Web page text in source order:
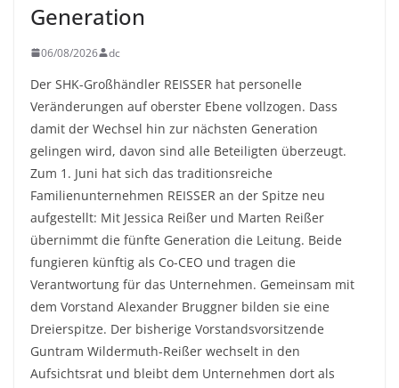
Generation
06/08/2026 dc
Der SHK-Großhändler REISSER hat personelle
Veränderungen auf oberster Ebene vollzogen. Dass
damit der Wechsel hin zur nächsten Generation
gelingen wird, davon sind alle Beteiligten überzeugt.
Zum 1. Juni hat sich das traditionsreiche
Familienunternehmen REISSER an der Spitze neu
aufgestellt: Mit Jessica Reißer und Marten Reißer
übernimmt die fünfte Generation die Leitung. Beide
fungieren künftig als Co-CEO und tragen die
Verantwortung für das Unternehmen. Gemeinsam mit
dem Vorstand Alexander Bruggner bilden sie eine
Dreierspitze. Der bisherige Vorstandsvorsitzende
Guntram Wildermuth-Reißer wechselt in den
Aufsichtsrat und bleibt dem Unternehmen dort als